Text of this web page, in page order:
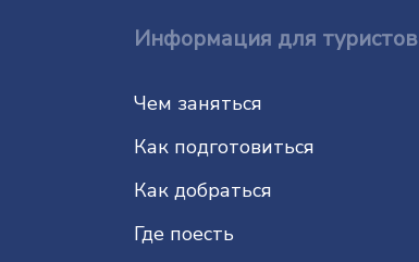
Информация для туристов
Чем заняться
Как подготовиться
Как добраться
Где поесть